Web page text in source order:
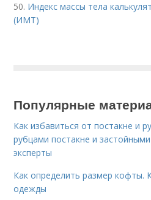
50. Индекс массы тела
(ИМТ)
Популярные
Как избавиться от постакне и
рубцами постакне и
эксперты
Как определить размер кофты.
одежды